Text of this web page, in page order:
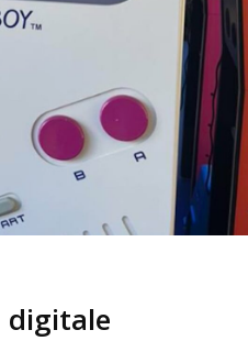
digitale